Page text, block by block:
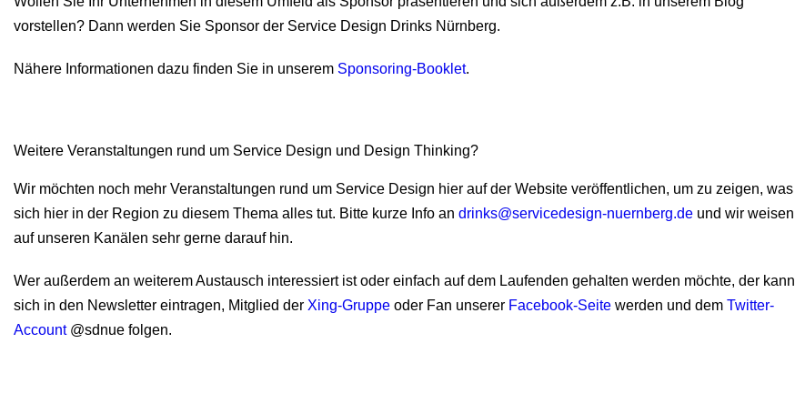
vorstellen? Dann werden Sie Sponsor der Service Design Drinks Nürnberg.
Nähere Informationen dazu finden Sie in unserem Sponsoring-Booklet.
Weitere Veranstaltungen rund um Service Design und Design Thinking?
Wir möchten noch mehr Veranstaltungen rund um Service Design hier auf der Website veröffentlichen, um zu zeigen, was
sich hier in der Region zu diesem Thema alles tut. Bitte kurze Info an drinks@servicedesign-nuernberg.de und wir weisen
auf unseren Kanälen sehr gerne darauf hin.
Wer außerdem an weiterem Austausch interessiert ist oder einfach auf dem Laufenden gehalten werden möchte, der kann
sich in den Newsletter eintragen, Mitglied der Xing-Gruppe oder Fan unserer Facebook-Seite werden und dem Twitter-
Account@sdnue folgen.